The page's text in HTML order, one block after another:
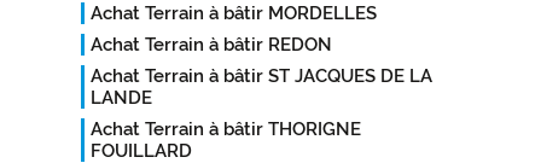
Achat Terrain à bâtir MORDELLES
Achat Terrain à bâtir REDON
Achat Terrain à bâtir ST JACQUES DE LA
LANDE
Achat Terrain à bâtir THORIGNE
FOUILLARD